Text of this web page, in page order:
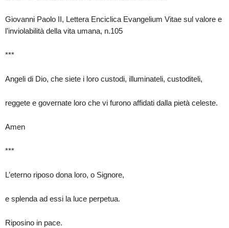
Giovanni Paolo II, Lettera Enciclica Evangelium Vitae sul valore e
l’inviolabilità della vita umana, n.105
***
Angeli di Dio, che siete i loro custodi, illuminateli, custoditeli,
reggete e governate loro che vi furono affidati dalla pietà celeste.
Amen
***
L’eterno riposo dona loro, o Signore,
e splenda ad essi la luce perpetua.
Riposino in pace.